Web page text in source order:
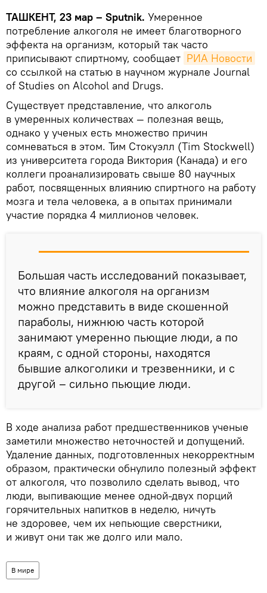
ТАШКЕНТ, 23 мар – Sputnik. Умеренное
потребление алкоголя не имеет благотворного
эффекта на организм, который так часто
приписывают спиртному, сообщает РИА Новости
со ссылкой на статью в научном журнале Journal
of Studies on Alcohol and Drugs.
Существует представление, что алкоголь
в умеренных количествах — полезная вещь,
однако у ученых есть множество причин
сомневаться в этом. Тим Стокуэлл (Tim Stockwell)
из университета города Виктория (Канада) и его
коллеги проанализировать свыше 80 научных
работ, посвященных влиянию спиртного на работу
мозга и тела человека, а в опытах принимали
участие порядка 4 миллионов человек.
Большая часть исследований показывает,
что влияние алкоголя на организм
можно представить в виде скошенной
параболы, нижнюю часть которой
занимают умеренно пьющие люди, а по
краям, с одной стороны, находятся
бывшие алкоголики и трезвенники, и с
другой – сильно пьющие люди.
В ходе анализа работ предшественников ученые
заметили множество неточностей и допущений.
Удаление данных, подготовленных некорректным
образом, практически обнулило полезный эффект
от алкоголя, что позволило сделать вывод, что
люди, выпивающие менее одной-двух порций
горячительных напитков в неделю, ничуть
не здоровее, чем их непьющие сверстники,
и живут они так же долго или мало.
В мире